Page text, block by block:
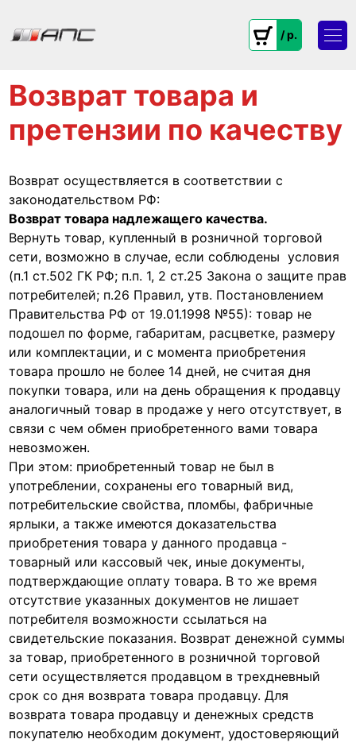
/ p.
Возврат товара и
претензии по качеству
Возврат осуществляется в соответствии с
законодательством РФ:
Возврат товара надлежащего качества.
Вернуть товар, купленный в розничной торговой
сети, возможно в случае, если соблюдены условия
(п.1 ст.502 ГК РФ; п.п. 1, 2 ст.25 Закона о защите прав
потребителей; п.26 Правил, утв. Постановлением
Правительства РФ от 19.01.1998 №55): товар не
подошел по форме, габаритам, расцветке, размеру
или комплектации, и с момента приобретения
товара прошло не более 14 дней, не считая дня
покупки товара, или на день обращения к продавцу
аналогичный товар в продаже у него отсутствует, в
связи с чем обмен приобретенного вами товара
невозможен.
При этом: приобретенный товар не был в
употреблении, сохранены его товарный вид,
потребительские свойства, пломбы, фабричные
ярлыки, а также имеются доказательства
приобретения товара у данного продавца -
товарный или кассовый чек, иные документы,
подтверждающие оплату товара. В то же время
отсутствие указанных документов не лишает
потребителя возможности ссылаться на
свидетельские показания. Возврат денежной суммы
за товар, приобретенного в розничной торговой
сети осуществляется продавцом в трехдневный
срок со дня возврата товара продавцу. Для
возврата товара продавцу и денежных средств
покупателю необходим документ, удостоверяющий